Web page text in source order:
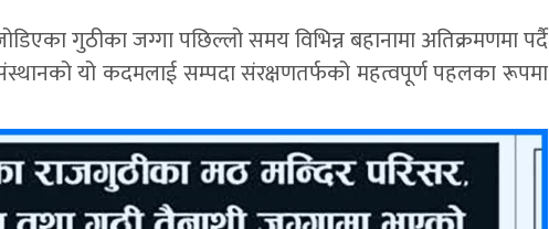
गुठीका जग्गा पछिल्लो समय विभिन्न बहानामा अतिक्रमणमा पर्दै
यो कदमलाई सम्पदा संरक्षणतर्फको महत्वपूर्ण पहलका रूपमा